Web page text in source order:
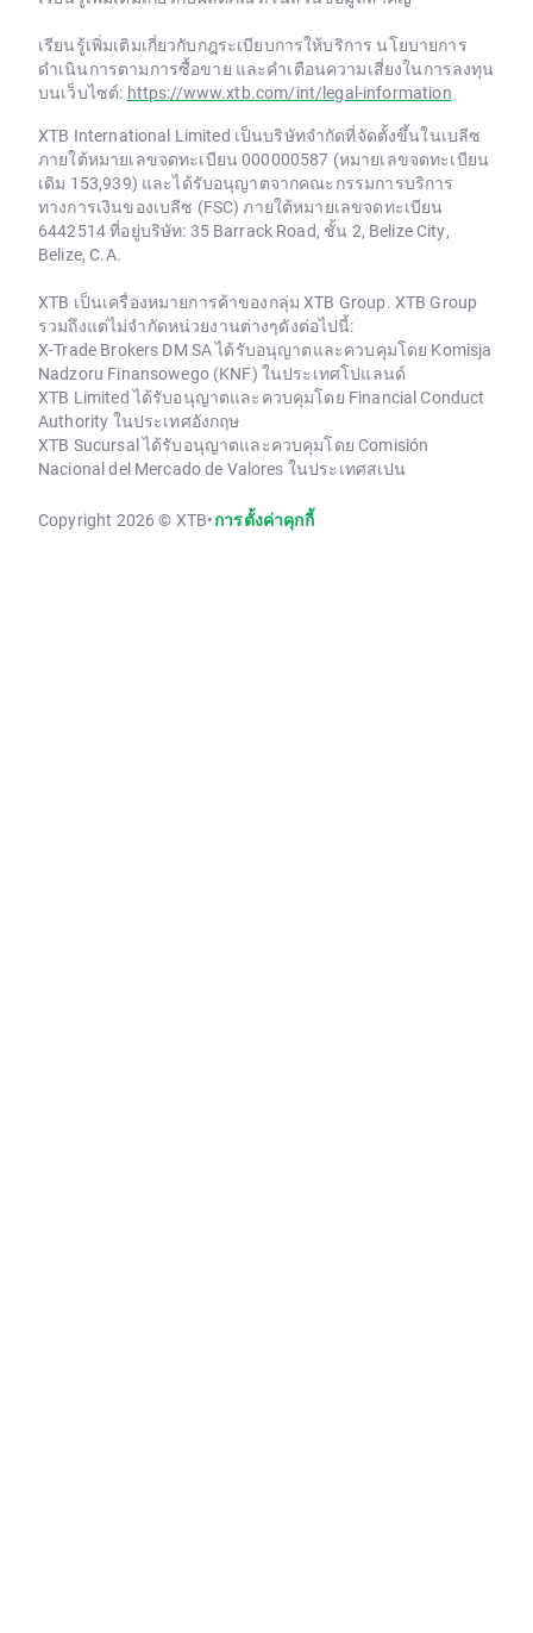
เรียนรู้เพิ่มเติมเกี่ยวกับกฎระเบียบการให้บริการ นโยบายการ
ดำเนินการตามการซื้อขาย และคำเตือนความเสี่ยงในการลงทุน
บนเว็บไซต์: https://www.xtb.com/int/legal-information
XTB International Limited เป็นบริษัทจำกัดที่จัดตั้งขึ้นในเบลีซ
ภายใต้หมายเลขจดทะเบียน 000000587 (หมายเลขจดทะเบียน
เดิม 153,939) และได้รับอนุญาตจากคณะกรรมการบริการ
ทางการเงินของเบลีซ (FSC) ภายใต้หมายเลขจดทะเบียน
6442514 ที่อยู่บริษัท: 35 Barrack Road, ชั้น 2, Belize City,
Belize, C.A.
XTB เป็นเครื่องหมายการค้าของกลุ่ม XTB Group. XTB Group
รวมถึงแต่ไม่จำกัดหน่วยงานต่างๆดังต่อไปนี้:
X-Trade Brokers DM SA ได้รับอนุญาตและควบคุมโดย Komisja
Nadzoru Finansowego (KNF) ในประเทศโปแลนด์
XTB Limited ได้รับอนุญาตและควบคุมโดย Financial Conduct
Authority ในประเทศอังกฤษ
XTB Sucursal ได้รับอนุญาตและควบคุมโดย Comisión
Nacional del Mercado de Valores ในประเทศสเปน
Copyright 2026 © XTB•การตั้งค่าคุกกี้